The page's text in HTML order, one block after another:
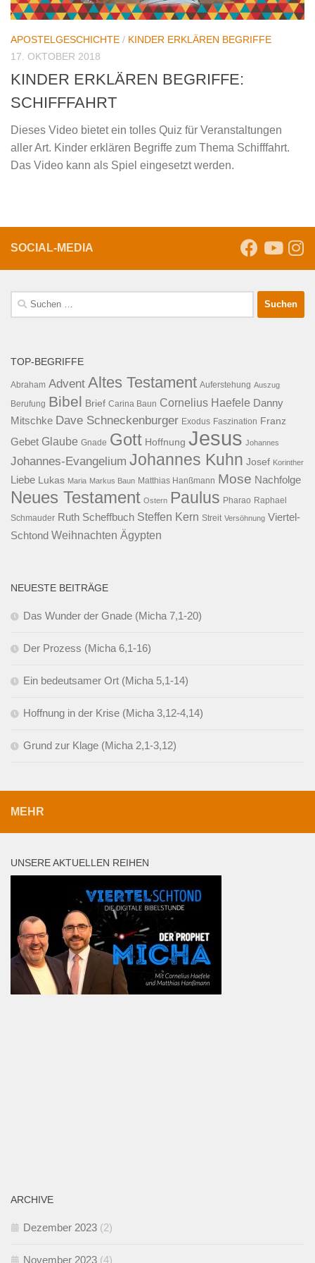
APOSTELGESCHICHTE / KINDER ERKLÄREN BEGRIFFE
17. OKTOBER 2018
KINDER ERKLÄREN BEGRIFFE:
SCHIFFFAHRT
Dieses Video bietet ein tolles Quiz für Veranstaltungen
aller Art. Kinder erklären Begriffe zum Thema Schifffahrt.
Das Video kann als Spiel eingesetzt werden.
SOCIAL-MEDIA
Suche
nach:
TOP-BEGRIFFE
Abraham Advent Altes Testament Auferstehung Auszug
Berufung Bibel Brief Carina Baun Cornelius Haefele Danny
Mitschke Dave Schneckenburger Exodus Faszination Franz
Gebet Glaube Gnade Gott Hoffnung Jesus Johannes
Johannes-Evangelium Johannes Kuhn Josef Korinther
Liebe Lukas Maria Markus Baun Matthias Hanßmann Mose Nachfolge
Neues Testament Ostern Paulus Pharao Raphael
Schmauder Ruth Scheffbuch Steffen Kern Streit Versöhnung Viertel-
Schtond Weihnachten Ägypten
NEUESTE BEITRÄGE
Das Wunder der Gnade (Micha 7,1-20)
Der Prozess (Micha 6,1-16)
Ein bedeutsamer Ort (Micha 5,1-14)
Hoffnung in der Krise (Micha 3,12-4,14)
Grund zur Klage (Micha 2,1-3,12)
MEHR
UNSERE AKTUELLEN REIHEN
ARCHIVE
Dezember 2023 (2)
November 2023 (4)